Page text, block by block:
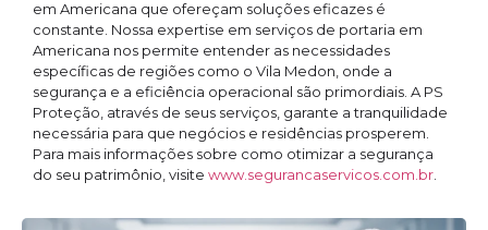
em Americana que ofereçam soluções eficazes é
constante. Nossa expertise em serviços de portaria em
Americana nos permite entender as necessidades
específicas de regiões como o Vila Medon, onde a
segurança e a eficiência operacional são primordiais. A PS
Proteção, através de seus serviços, garante a tranquilidade
necessária para que negócios e residências prosperem.
Para mais informações sobre como otimizar a segurança
do seu patrimônio, visite www.segurancaservicos.com.br